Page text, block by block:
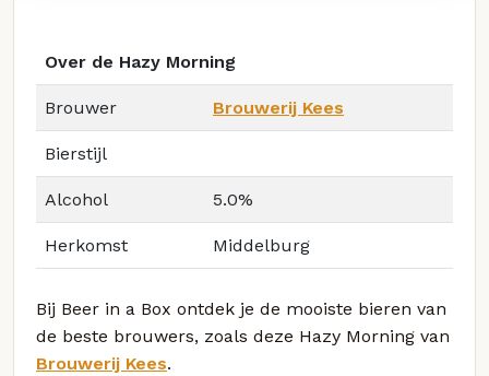
Over de Hazy Morning
Brouwer Brouwerij Kees
Bierstijl
Alcohol 5.0%
Herkomst Middelburg
Bij Beer in a Box ontdek je de mooiste bieren van
de beste brouwers, zoals deze Hazy Morning van
Brouwerij Kees.